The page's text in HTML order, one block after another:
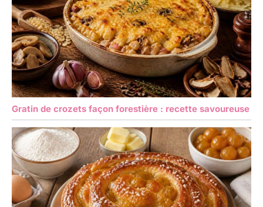
Gratin de crozets façon forestière : recette savoureuse